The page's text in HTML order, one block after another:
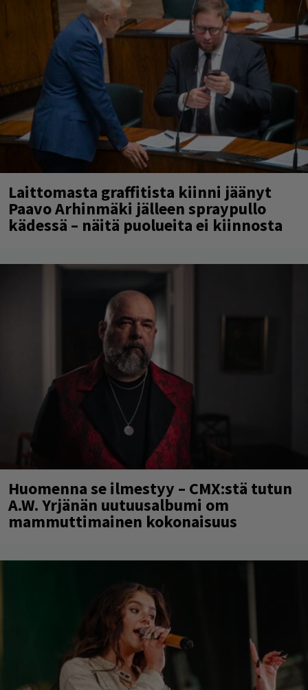
Laittomasta graffitista kiinni jäänyt
Paavo Arhinmäki jälleen spraypullo
kädessä – näitä puolueita ei kiinnosta
Huomenna se ilmestyy – CMX:stä tutun
A.W. Yrjänän uutuusalbumi om
mammuttimainen kokonaisuus